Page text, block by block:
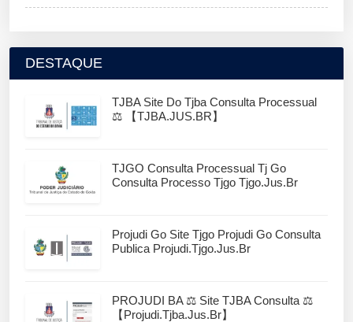
DESTAQUE
TJBA Site Do Tjba Consulta Processual
⚖️ 【TJBA.JUS.BR】
TJGO Consulta Processual Tj Go
Consulta Processo Tjgo Tjgo.jus.br
Projudi Go Site Tjgo Projudi Go Consulta
Publica Projudi.tjgo.jus.br
PROJUDI BA ⚖️ Site TJBA Consulta ⚖️
【projudi.tjba.jus.br】